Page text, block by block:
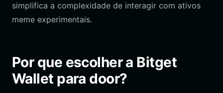
simplifica a complexidade de interagir com ativos
meme experimentais.
Por que escolher a Bitget
Wallet para door?